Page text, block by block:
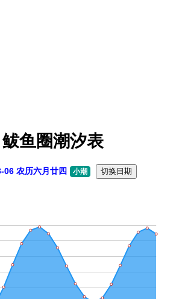
鲅鱼圈潮汐表
06 农历六月廿四 小潮 切换日期